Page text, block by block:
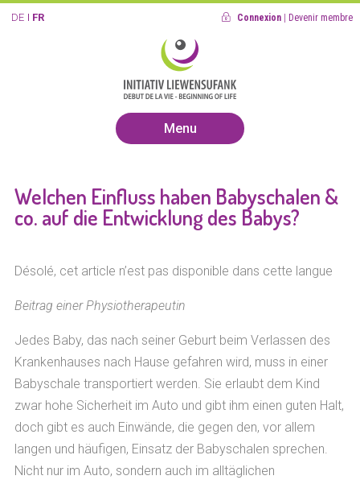
DE FR Connexion Devenir membre
Menu
Welchen Einfluss haben Babyschalen &
co. auf die Entwicklung des Babys?
Désolé, cet article n’est pas disponible dans cette langue
Beitrag einer Physiotherapeutin
Jedes Baby, das nach seiner Geburt beim Verlassen des
Krankenhauses nach Hause gefahren wird, muss in einer
Babyschale transportiert werden. Sie erlaubt dem Kind
zwar hohe Sicherheit im Auto und gibt ihm einen guten Halt,
doch gibt es auch Einwände, die gegen den, vor allem
langen und häufigen, Einsatz der Babyschalen sprechen.
Nicht nur im Auto, sondern auch im alltäglichen